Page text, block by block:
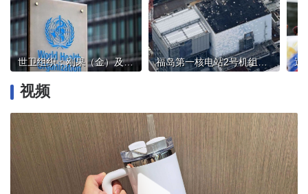
世卫组织：刚果（金）及乌干达共报告134例埃博拉确诊病例 福岛第一核电站2号机组乏燃料移出作业将于下月启动 近
视频